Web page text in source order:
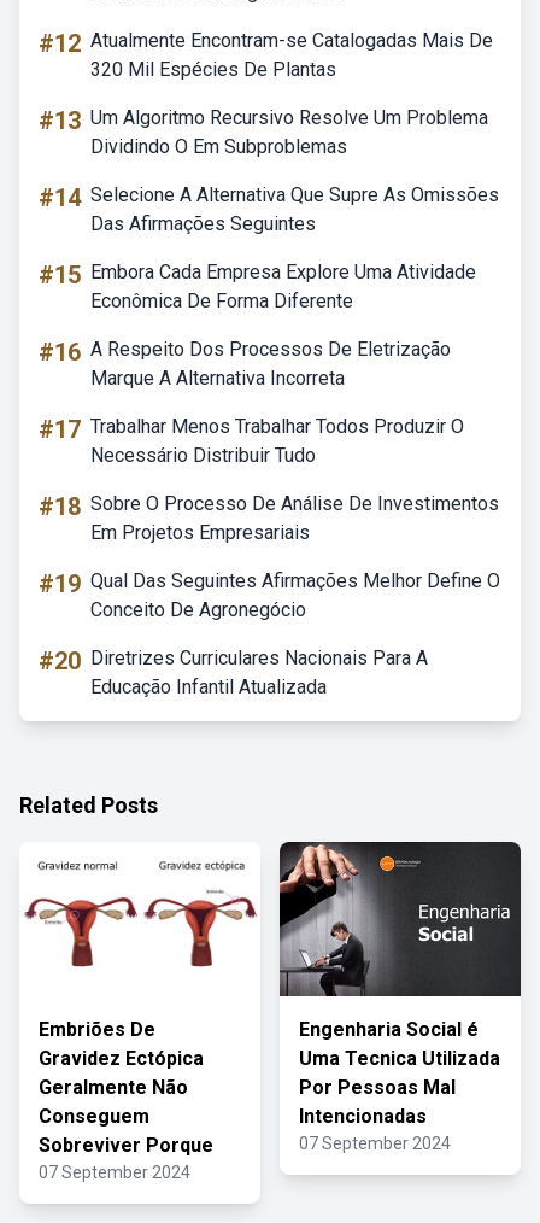
#12 Atualmente Encontram-se Catalogadas Mais De
320 Mil Espécies De Plantas
#13 Um Algoritmo Recursivo Resolve Um Problema
Dividindo O Em Subproblemas
#14 Selecione A Alternativa Que Supre As Omissões
Das Afirmações Seguintes
#15 Embora Cada Empresa Explore Uma Atividade
Econômica De Forma Diferente
#16 A Respeito Dos Processos De Eletrização
Marque A Alternativa Incorreta
#17 Trabalhar Menos Trabalhar Todos Produzir O
Necessário Distribuir Tudo
#18 Sobre O Processo De Análise De Investimentos
Em Projetos Empresariais
#19 Qual Das Seguintes Afirmações Melhor Define O
Conceito De Agronegócio
#20 Diretrizes Curriculares Nacionais Para A
Educação Infantil Atualizada
Related Posts
Embriões De
Gravidez Ectópica
Geralmente Não
Conseguem
Sobreviver Porque
07 September 2024
Engenharia Social é
Uma Tecnica Utilizada
Por Pessoas Mal
Intencionadas
07 September 2024